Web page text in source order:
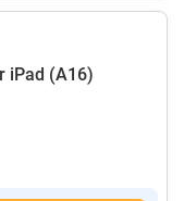
iPad (A16)